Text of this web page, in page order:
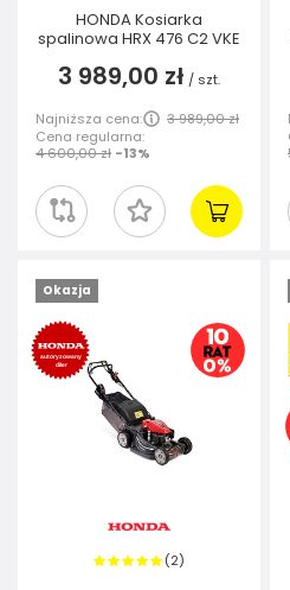
HONDA Kosiarka
spalinowa HRX 476 C2 VKE
3 989,00 zł / szt.
Najniższa cena:
3 989,00 zł
Cena regularna:
4 600,00 zł -13%
Okazja
(2)